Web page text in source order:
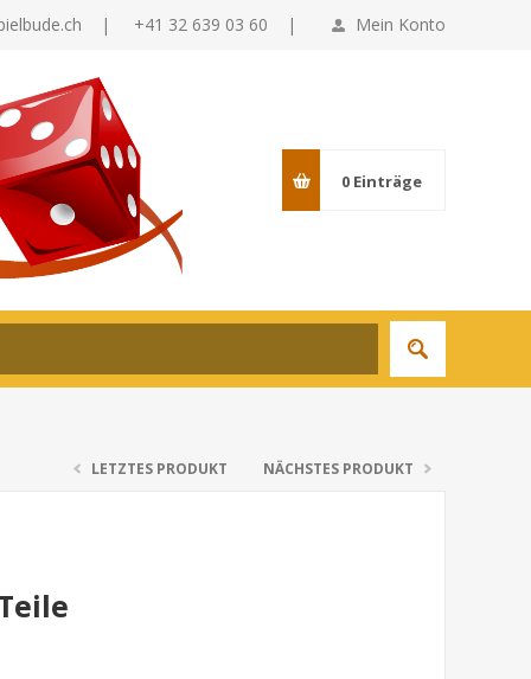
Mein Konto
| +41 32 639 03 60 |
0 Einträge
LETZTES PRODUKT NÄCHSTES PRODUKT